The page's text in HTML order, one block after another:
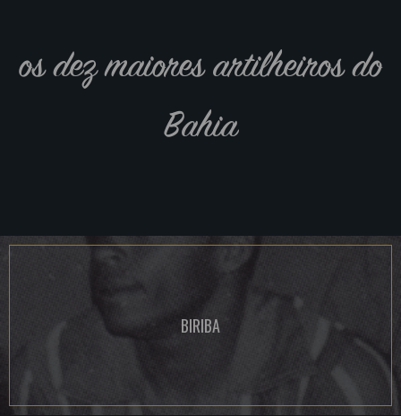
os dez maiores artilheiros do
Bahia
BIRIBA